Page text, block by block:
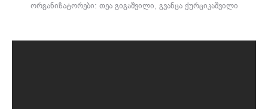
ორგანიზატორები: თეა გიგაშვილი, გვანცა ქურციკაშვილი